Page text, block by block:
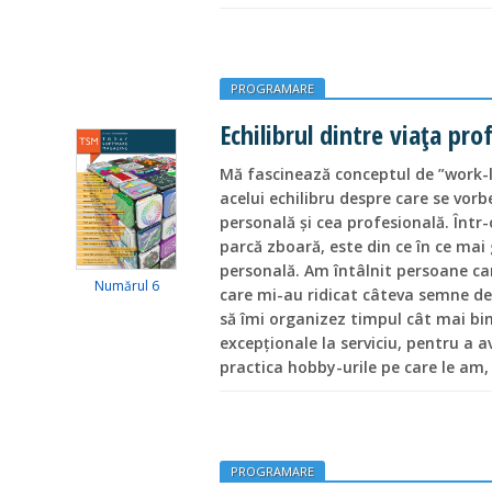
Numărul 6
PROGRAMARE
Echilibrul dintre viața
Mă fascinează conceptul de
acelui echilibru despre care se
personală și cea profesională.
parcă zboară, este din ce în ce
personală. Am întâlnit persoane
care mi-au ridicat câteva semne
să îmi organizez timpul cât mai
excepționale la serviciu, pentru a
practica hobby-urile pe care le
PROGRAMARE